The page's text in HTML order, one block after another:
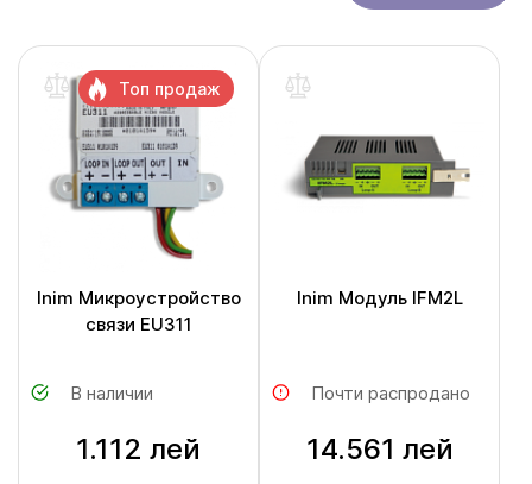
Inim Mикроустройство
связи EU311
В наличии
1.112 лей
Топ продаж
Inim Модуль IFM2L
Почти распродано
14.561 лей